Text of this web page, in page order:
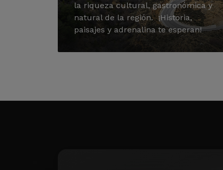
la riqueza cultural, gastronómica y
natural de la región. ¡Historia,
paisajes y adrenalina te esperan!